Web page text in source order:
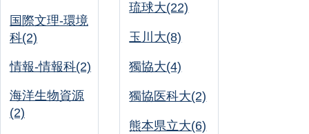
国際文理-環境
科(2)
情報-情報科(2)
海洋生物資源
(2)
琉球大(22)
玉川大(8)
獨協大(4)
獨協医科大(2)
熊本県立大(6)